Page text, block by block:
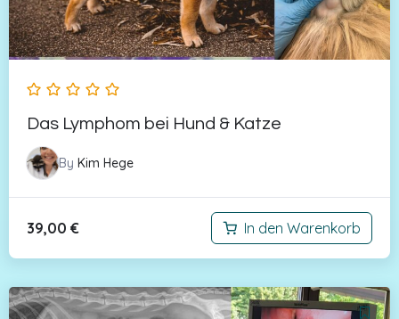
Das Lymphom bei Hund & Katze
By Kim Hege
39,00 € In den Warenkorb